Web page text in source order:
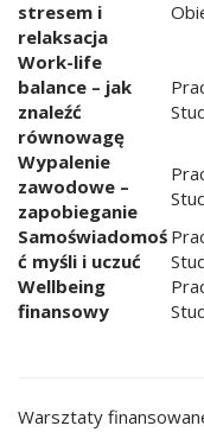
stresem i
relaksacja
Work-life
balance – jak
znaleźć
równowagę
Wypalenie
zawodowe –
zapobieganie
Samoświadomoś
ć myśli i uczuć
Wellbeing
finansowy
Warsztaty